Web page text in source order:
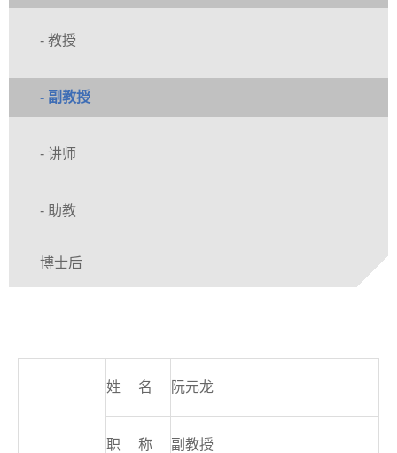
- 教授
- 副教授
- 讲师
- 助教
博士后
姓 名 阮元龙
职 称 副教授